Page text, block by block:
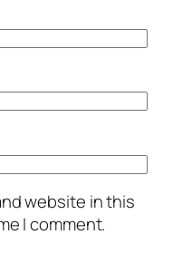
website in this
I comment.